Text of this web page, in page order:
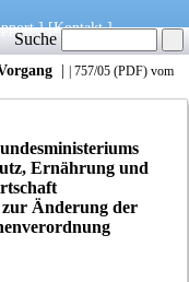
] [Kontakt]
| 757/05 (PDF) vom
Ernährung und
Änderung der
Suche